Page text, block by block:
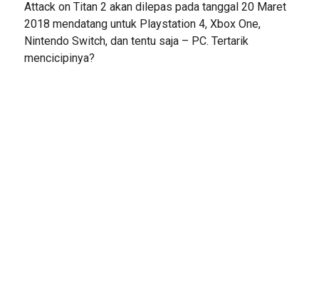
Attack on Titan 2 akan dilepas pada tanggal 20 Maret
2018 mendatang untuk Playstation 4, Xbox One,
Nintendo Switch, dan tentu saja – PC. Tertarik
mencicipinya?